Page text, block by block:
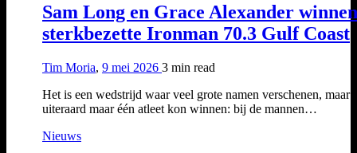
Sam Long en Grace Alexander winnen
sterkbezette Ironman 70.3 Gulf Coast
Tim Moria, 9 mei 2026 3 min read
Het is een wedstrijd waar veel grote namen verschenen, maar
uiteraard maar één atleet kon winnen: bij de mannen…
Nieuws